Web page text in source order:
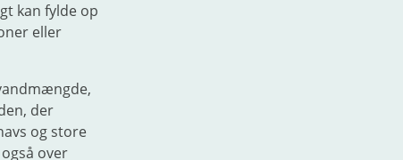
kan fylde op
eller
der
og store
over